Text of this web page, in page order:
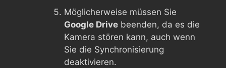
Möglicherweise müssen Sie
Google Drive beenden, da es die
Kamera stören kann, auch wenn
Sie die Synchronisierung
deaktivieren.